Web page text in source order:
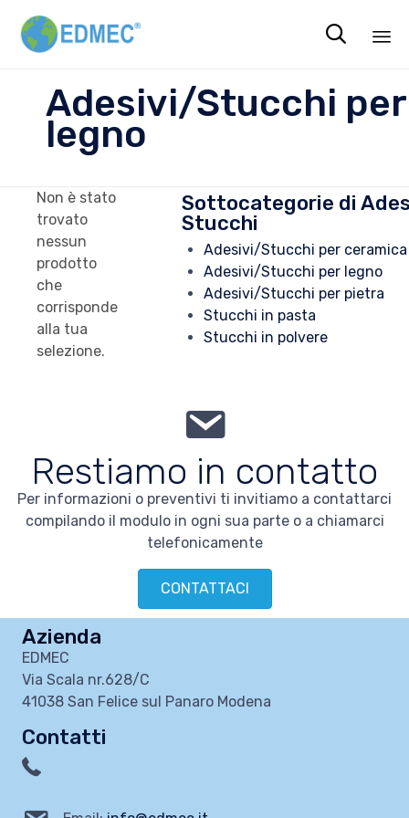

to
Adesivi/Stucchi per
legno
Sottocategorie di
Stucchi
Adesivi/Stucchi per ceramica
Adesivi/Stucchi per legno
Adesivi/Stucchi per pietra
Stucchi in pasta
Stucchi in polvere
Non è stato
trovato
nessun
prodotto
che
corrisponde
alla tua
selezione.
Restiamo in contatto
Per informazioni o preventivi ti invitiamo a contattarci
compilando il modulo in ogni sua parte o a chiamarci
telefonicamente
CONTATTACI
Azienda
EDMEC
Via Scala nr.628/C
41038 San Felice sul Panaro Modena
Contatti